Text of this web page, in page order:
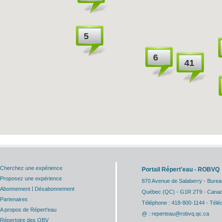
41
5
6
Cherchez une expérience
Proposez une expérience
Abonnement
Désabonnement
Partenaires
A propos de Répert'eau
Répertoire des OBV
Portail Répert'eau - ROBVQ
870 Avenue de Salaberry -
Québec (QC) - G1R 2T9 -
Téléphone : 418-800-1144 -
@ : reperteau@robvq.qc.ca